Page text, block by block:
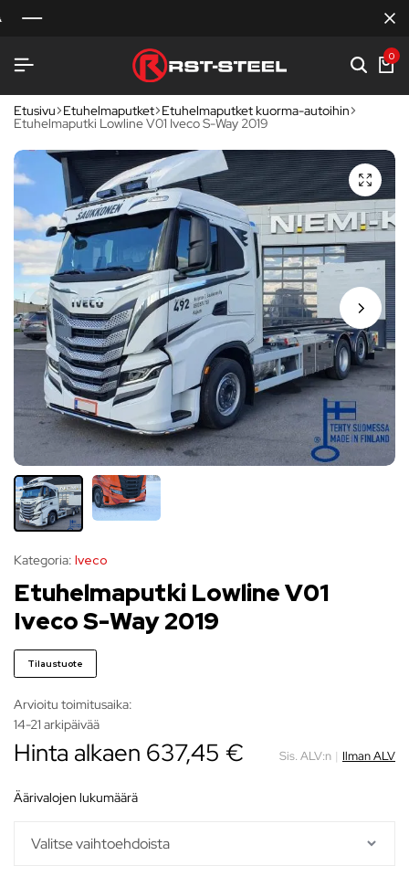
0
Etusivu Etuhelmaputket Etuhelmaputket kuorma-autoihin
Etuhelmaputki Lowline V01 Iveco S-Way 2019
Kategoria: Iveco
Etuhelmaputki Lowline V01
Iveco S-Way 2019
Tilaustuote
Arvioitu toimitusaika:
14-21 arkipäivää
Hinta alkaen 637,45 € Sis. ALV:n | Ilman ALV
äärivalojen lukumäärä